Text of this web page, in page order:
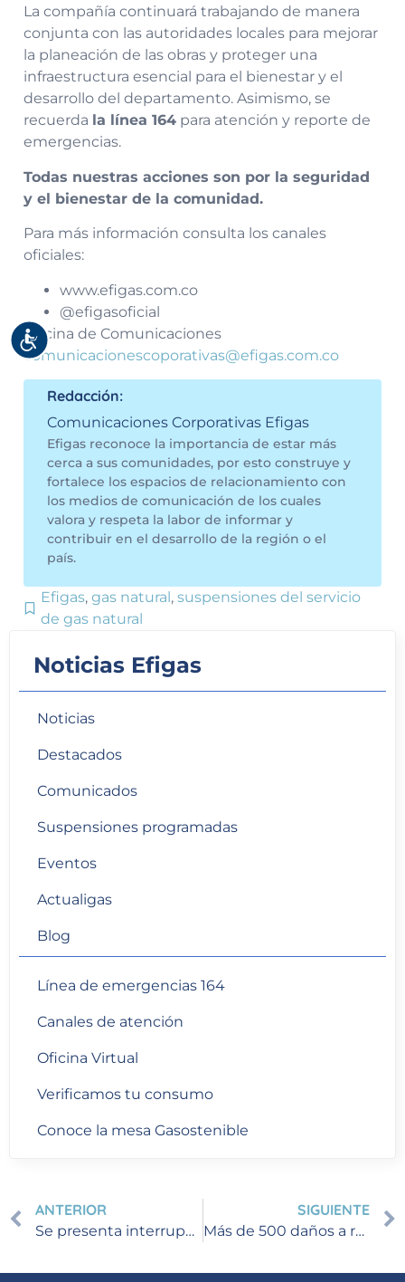
Accesibilidad
Noticias Efigas
Noticias
Destacados
Comunicados
Suspensiones programadas
Eventos
Actualigas
Blog
Línea de emergencias 164
Canales de atención
Oficina Virtual
Verificamos tu consumo
Conoce la mesa Gasostenible
La compañía continuará trabajando de manera
conjunta con las autoridades locales para mejorar
la planeación de las obras y proteger una
infraestructura esencial para el bienestar y el
desarrollo del departamento. Asimismo, se
recuerda la línea 164 para atención y reporte de
emergencias.
Todas nuestras acciones son por la seguridad
y el bienestar de la comunidad.
Para más información consulta los canales
oficiales:
www.efigas.com.co
@efigasoficial
Oficina de Comunicaciones
comunicacionescoporativas@efigas.com.co
Redacción:
Comunicaciones Corporativas Efigas
Efigas reconoce la importancia de estar más
cerca a sus comunidades, por esto construye y
fortalece los espacios de relacionamiento con
los medios de comunicación de los cuales
valora y respeta la labor de informar y
contribuir en el desarrollo de la región o el
país.
Efigas, gas natural, suspensiones del servicio
de gas natural
ANTERIOR
Se presenta interrupción temporal del servicio de gas natural en La Virginia por un daño generado en la tubería
SIGUIENTE
Más de 500 daños a redes de gas natural dejaron en 2025 afectaciones del servicio en los 12 municipios donde opera Efigas en Risaralda